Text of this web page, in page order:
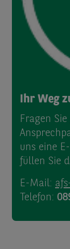
Ihr Weg
Fragen
uns eine
füllen Sie
E-Mail:
Telefon: